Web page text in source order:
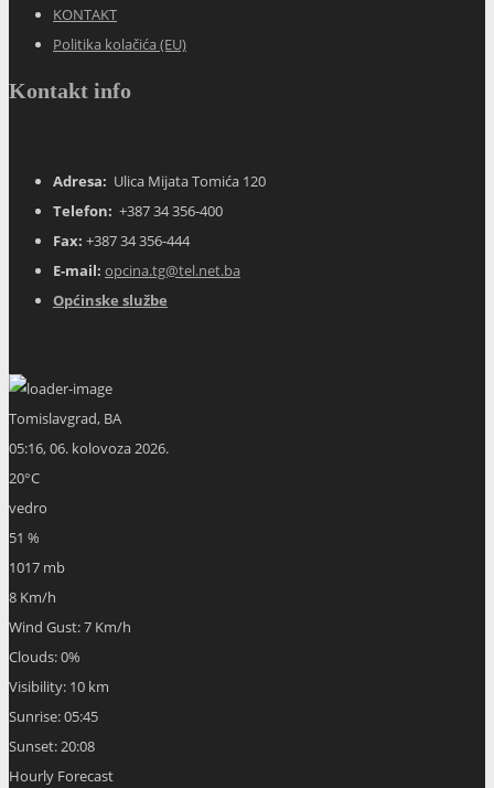
KONTAKT
Politika kolačića (EU)
Kontakt info
Adresa: Ulica Mijata Tomića 120
Telefon: +387 34 356-400
Fax: +387 34 356-444
E-mail: opcina.tg@tel.net.ba
Općinske službe
Tomislavgrad, BA
05:16,06. kolovoza 2026.
20°C
vedro
51 %
1017 mb
8 Km/h
Wind Gust:7 Km/h
Clouds:0%
Visibility: 10 km
Sunrise:05:45
Sunset:20:08
Hourly Forecast